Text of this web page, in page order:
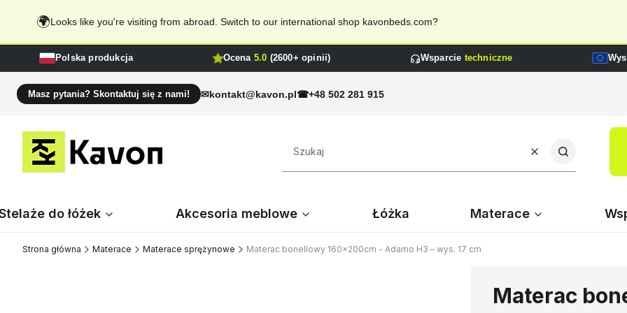
🌍Looks like you're visiting from abroad. Switch to our international shop kavonbeds.com?
Polska produkcja Ocena 5.0 (2600+ opinii) Wsparcie techniczne
Masz pytania? Skontaktuj się z nami! kontakt@kavon.pl +48 502 281 915
WyczyśćSzukaj
do łóżek Akcesoria meblowe Łóżka Materace
Strona główna Materace Materace sprężynowe Materac bonellowy 160x200cm - Adamo H3 – wys. 17 cm
Materac